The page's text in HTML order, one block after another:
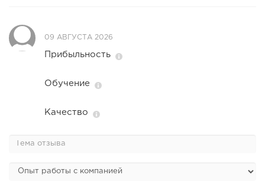
09 АВГУСТА 2026
Прибыльность
Обучение
Качество